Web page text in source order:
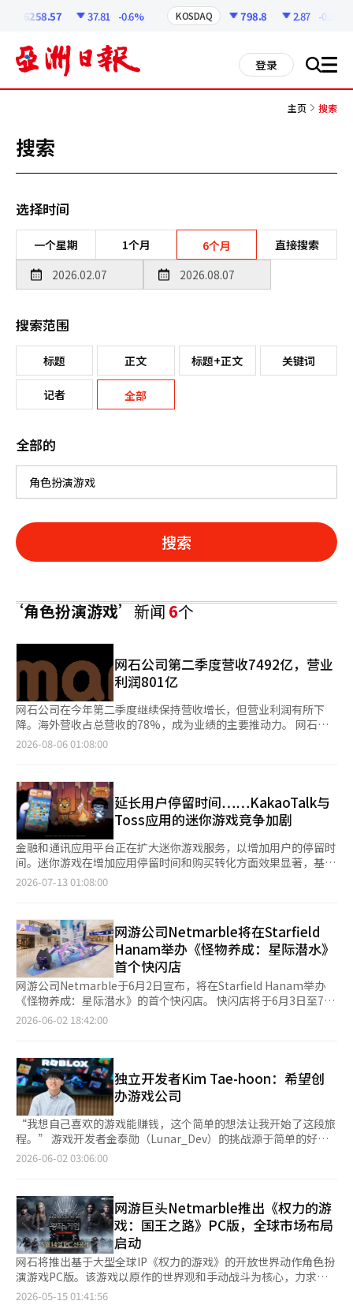
6258.57 37.81 -0.6% KOSDAQ 798.8 2.87 -0.36%
登录 搜 all
主页 搜索
搜索
选择时间
一个星期 1个月 6个月 直接搜索
搜索范围
标题 正文 标题+正文 关键词
记者 全部
全部的
搜索
‘角色扮演游戏’新闻6个
网石公司第二季度营收7492亿，营业
利润801亿
网石公司在今年第二季度继续保持营收增长，但营业利润有所下
降。海外营收占总营收的78%，成为业绩的主要推动力。 网石公
司于5日公布，按照合并基准，2026年第二季度营收为7492亿韩
78%。与上一季度相比增长13.4%，与去年同期相比增长22.6%，
继续保持增长势头。公司表示，《七大罪：起源》的更新和6月推
出的新作《索尔：魔法》的初期热销推动了海外营收的扩大。 按
地区划分，北美的营收占比最高，为39%；其次是韩国22%、欧
洲13%、东南亚10%、日本9%及其他地区7%。 按游戏类型划
分，角色扮演游戏（RPG）占比42%，休闲游戏35%，大型多人
在线角色扮演游戏（MMORPG）17%，其他类型6%，保持了多样
化的产品组合。 网石公司计划在下半年继续推出新作，以保持增
线：七大最强种族》和《项目伊吉斯》三款新作。 网石公司代表
金炳圭表示：“我们正在通过多样化的平台扩大服务，增强业务竞
争力。”他还表示：“下半年将通过提升在线服务的质量来提高业
绩的稳定性，并通过差异化的新作继续保持增长动力。”※ 本报
道经人工智能（AI）系统翻译与编辑。
2026-08-06 01:08:00
延长用户停留时间……KakaoTalk与
Toss应用的迷你游戏竞争加剧
金融和通讯应用平台正在扩大迷你游戏服务，以增加用户的停留时
间。迷你游戏在增加应用停留时间和购买转化方面效果显著，基于
HTML5的网页游戏市场预计将扩展到零售和购物等领域。 根据行
产权(IP)的6款休闲游戏。 Kakao通过让用户创建游戏个人资料、
与其他用户比较排名或分享游戏给朋友，吸引了更多用户。Kakao
计划在今年内将游戏数量增加到50款。 自去年10月Toss进入迷你
游戏市场以来，基于应用内的HTML5迷你游戏市场正在扩大。尤
其是金融应用通过提供积分和优惠券等奖励，增加用户的停留时
间，并将其与广告、金融产品和购物服务相连接。 Kakao自2016
年起运营的KakaoTalk内“游戏专区”于2020年8月结束，但随着
Toss迅速扩大应用内迷你游戏市场，KakaoPay和KakaoTalk再次
量约为800个。Toss运营着拼图、网页棋盘、角色扮演游戏
(RPG)、模拟经营等多种类型的游戏。特别是，Toss扩展了知名游
戏的阵容，如Wemade Play的《AniPang 2》、Wemade Max的
《Abyssrium》、NHN的《Hangame单人麻将》、Neptune的
《无尽的楼梯》、《西瓜游戏》和《苹果游戏》。 在竞争激烈的
金融应用市场中，游戏使用者可以获得积分以激励参与。Toss提
供的《无尽的楼梯》在1分钟内游戏可获得相当于2韩元的积分。
行业分析指出，迷你游戏的日均停留时间因类型和玩法不同，差异
用内支付等盈利方式也会有所不同。因此，平台将增加的停留时间
与金融和商业服务的使用相连接，而游戏公司则将使用量增加转化
为奖励广告和应用内支付的收益，形成了互利的收益结构。 随着
越来越多的应用平台引入迷你游戏，游戏开发公司的供应渠道也扩
展到金融、通讯和购物等领域。由于平台之间的内容获取竞争加
剧，游戏公司可选择的分销渠道也在增加。 此外，基于HTML5的
网页游戏可以将现有的移动游戏轻量化和优化以适应网页环境，相
较于从头开发新作，负担相对较小。 6日，通过Com2uS
2026-07-13 01:08:00
网游公司Netmarble将在Starfield
Hanam举办《怪物养成：星际潜水》
首个快闪店
网游公司Netmarble于6月2日宣布，将在Starfield Hanam举办
《怪物养成：星际潜水》的首个快闪店。 快闪店将于6月3日至7日
在Starfield Hanam一层中央艺术大厅运营。 访客可以参与多种体
将销售《怪物养成：星际潜水》的官方周边商品。此次快闪店首次
公开的“SD亚克力立体画”和“LD亚克力支架”，以及在G-
STAR和东京游戏展等国内外游戏活动中受到欢迎的“喵喵抱
枕”也将展出。 此外，现场还设有试玩区，访客可以通过便携式
游戏PC（UMPC）体验《怪物养成：星际潜水》的动作战斗。
《怪物养成：星际潜水》是2013年发布的《怪物养成》的续作，
采用虚幻引擎5，具有高质量的图形和故事演绎，特色是基于三人
小队的实时标签玩法。 Netmarble相关人士表示：“作为《怪物
可以享受的体验内容和官方周边商品，希望能吸引众多用户前来，
共同创造美好回忆。” 关于快闪店和游戏的详细信息，可以在
《怪物养成：星际潜水》的官方网站和论坛上查看。 ※ 本报道经
人工智能（AI）系统翻译与编辑。
2026-06-02 18:42:00
独立开发者Kim Tae-hoon：希望创
办游戏公司
“我想自己喜欢的游戏能赚钱，这个简单的想法让我开始了这段旅
程。” 游戏开发者金泰勋（Lunar_Dev）的挑战源于简单的好奇
心。小学五年级时，他开始玩罗布乐思游戏，随后萌生了自己制作
在首尔中区KPR办公室，金泰勋介绍自己并非天才，而是一个专注
于自己热爱的事情并不断积累经验的开发者。他从小就有明确的目
标，并坚持不懈地追求。在玩游戏时，他也会为了达成目标而不断
挑战自己，这种执着自然延续到了游戏开发中。 自学的过程并不
顺利。身边没有可以请教的人，遇到错误时也难以找到原因，甚至
不知道该学习什么。金泰勋回忆道：“即使出现错误代码，我也不
知道为什么会出现这样的问题。”他通过在开发者社区提问和查找
国外专业资料来学习编程。 制作游戏的过程本身就很有趣，这让
2026-06-02 03:06:00
网游巨头Netmarble推出《权力的游
戏：国王之路》PC版，全球市场布局
启动
网石将推出基于大型全球IP《权力的游戏》的开放世界动作角色扮
演游戏PC版。该游戏以原作的世界观和手动战斗为核心，力求在
现有的移动MMORPG市场中实现差异化。 网石于14日宣布，将于
2026-05-15 01:41:56